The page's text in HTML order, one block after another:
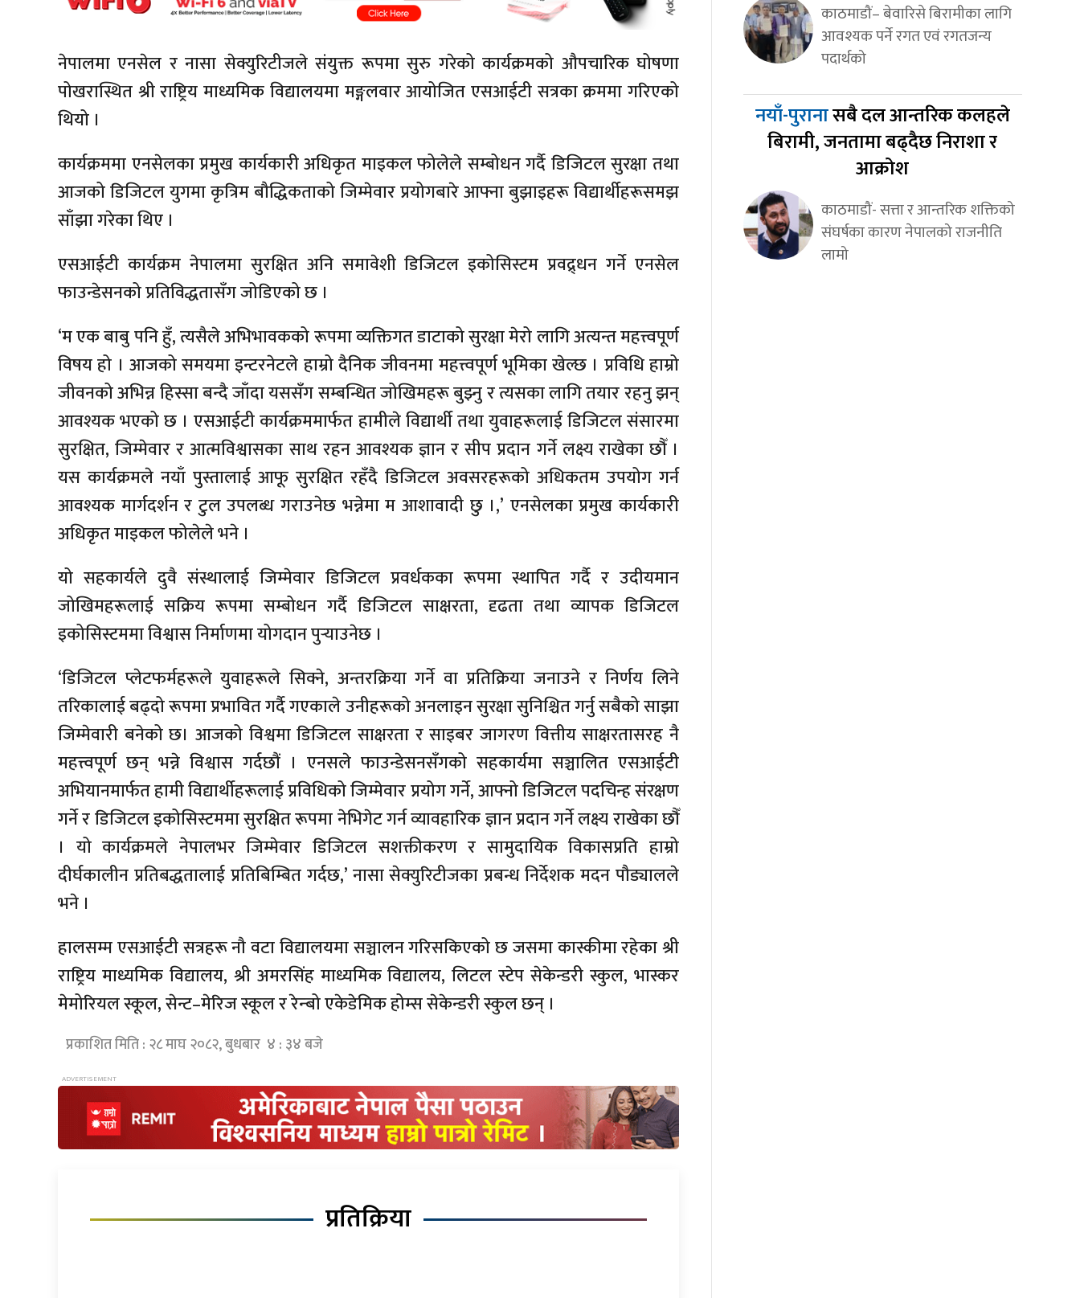
नेपालमा एनसेल र नासा सेक्युरिटीजले संयुक्त रूपमा सुरु गरेको कार्यक्रमको औपचारिक घोषणा
पोखरास्थित श्री राष्ट्रिय माध्यमिक विद्यालयमा मङ्गलवार आयोजित एसआईटी सत्रका क्रममा गरिएको
थियो ।
कार्यक्रममा एनसेलका प्रमुख कार्यकारी अधिकृत माइकल फोलेले सम्बोधन गर्दै डिजिटल सुरक्षा तथा
आजको डिजिटल युगमा कृत्रिम बौद्धिकताको जिम्मेवार प्रयोगबारे आफ्ना बुझाइहरू विद्यार्थीहरूसमझ
साँझा गरेका थिए ।
एसआईटी कार्यक्रम नेपालमा सुरक्षित अनि समावेशी डिजिटल इकोसिस्टम प्रवद्र्धन गर्ने एनसेल
फाउन्डेसनको प्रतिविद्धतासँग जोडिएको छ ।
‘म एक बाबु पनि हुँ, त्यसैले अभिभावकको रूपमा व्यक्तिगत डाटाको सुरक्षा मेरो लागि अत्यन्त महत्त्वपूर्ण
विषय हो । आजको समयमा इन्टरनेटले हाम्रो दैनिक जीवनमा महत्त्वपूर्ण भूमिका खेल्छ । प्रविधि हाम्रो
जीवनको अभिन्न हिस्सा बन्दै जाँदा यससँग सम्बन्धित जोखिमहरू बुझ्नु र त्यसका लागि तयार रहनु झन्
आवश्यक भएको छ । एसआईटी कार्यक्रममार्फत हामीले विद्यार्थी तथा युवाहरूलाई डिजिटल संसारमा
सुरक्षित, जिम्मेवार र आत्मविश्वासका साथ रहन आवश्यक ज्ञान र सीप प्रदान गर्ने लक्ष्य राखेका छौँ ।
यस कार्यक्रमले नयाँ पुस्तालाई आफू सुरक्षित रहँदै डिजिटल अवसरहरूको अधिकतम उपयोग गर्न
आवश्यक मार्गदर्शन र टुल उपलब्ध गराउनेछ भन्नेमा म आशावादी छु ।,’ एनसेलका प्रमुख कार्यकारी
अधिकृत माइकल फोलेले भने ।
यो सहकार्यले दुवै संस्थालाई जिम्मेवार डिजिटल प्रवर्धकका रूपमा स्थापित गर्दै र उदीयमान
जोखिमहरूलाई सक्रिय रूपमा सम्बोधन गर्दै डिजिटल साक्षरता, दृढता तथा व्यापक डिजिटल
इकोसिस्टममा विश्वास निर्माणमा योगदान पुर्‍याउनेछ ।
‘डिजिटल प्लेटफर्महरूले युवाहरूले सिक्ने, अन्तरक्रिया गर्ने वा प्रतिक्रिया जनाउने र निर्णय लिने
तरिकालाई बढ्दो रूपमा प्रभावित गर्दै गएकाले उनीहरूको अनलाइन सुरक्षा सुनिश्चित गर्नु सबैको साझा
जिम्मेवारी बनेको छ। आजको विश्वमा डिजिटल साक्षरता र साइबर जागरण वित्तीय साक्षरतासरह नै
महत्त्वपूर्ण छन् भन्ने विश्वास गर्दछौं । एनसले फाउन्डेसनसँगको सहकार्यमा सञ्चालित एसआईटी
अभियानमार्फत हामी विद्यार्थीहरूलाई प्रविधिको जिम्मेवार प्रयोग गर्ने, आफ्नो डिजिटल पदचिन्ह संरक्षण
गर्ने र डिजिटल इकोसिस्टममा सुरक्षित रूपमा नेभिगेट गर्न व्यावहारिक ज्ञान प्रदान गर्ने लक्ष्य राखेका छौँ
। यो कार्यक्रमले नेपालभर जिम्मेवार डिजिटल सशक्तीकरण र सामुदायिक विकासप्रति हाम्रो
दीर्घकालीन प्रतिबद्धतालाई प्रतिबिम्बित गर्दछ,’ नासा सेक्युरिटीजका प्रबन्ध निर्देशक मदन पौड्यालले
भने ।
हालसम्म एसआईटी सत्रहरू नौ वटा विद्यालयमा सञ्चालन गरिसकिएको छ जसमा कास्कीमा रहेका श्री
राष्ट्रिय माध्यमिक विद्यालय, श्री अमरसिंह माध्यमिक विद्यालय, लिटल स्टेप सेकेन्डरी स्कुल, भास्कर
मेमोरियल स्कूल, सेन्ट–मेरिज स्कूल र रेन्बो एकेडेमिक होम्स सेकेन्डरी स्कुल छन् ।
प्रकाशित मिति : २८ माघ २०८२, बुधबार ४ : ३४ बजे
प्रतिक्रिया
काठमाडौं– बेवारिसे बिरामीका लागि
आवश्यक पर्ने रगत एवं रगतजन्य
पदार्थको
नयाँ-पुरानासबै दल आन्तरिक कलहले
बिरामी, जनतामा बढ्दैछ निराशा र
आक्रोश
काठमाडौं- सत्ता र आन्तरिक शक्तिको
संघर्षका कारण नेपालको राजनीति
लामो